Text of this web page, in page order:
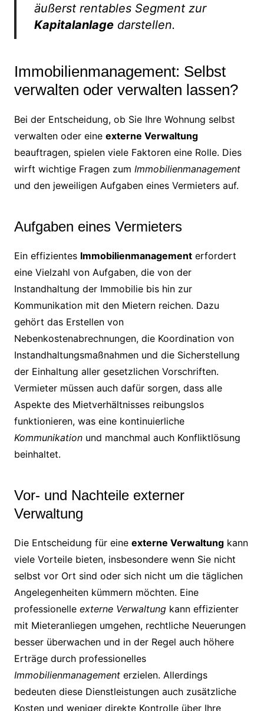
äußerst rentables Segment zur
Kapitalanlagedarstellen.
Immobilienmanagement: Selbst
verwalten oder verwalten lassen?
Bei der Entscheidung, ob Sie Ihre Wohnung selbst
verwalten oder eine externe Verwaltung
beauftragen, spielen viele Faktoren eine Rolle. Dies
wirft wichtige Fragen zum Immobilienmanagement
und den jeweiligen Aufgaben eines Vermieters auf.
Aufgaben eines Vermieters
Ein effizientes Immobilienmanagementerfordert
eine Vielzahl von Aufgaben, die von der
Instandhaltung der Immobilie bis hin zur
Kommunikation mit den Mietern reichen. Dazu
gehört das Erstellen von
Nebenkostenabrechnungen, die Koordination von
Instandhaltungsmaßnahmen und die Sicherstellung
der Einhaltung aller gesetzlichen Vorschriften.
Vermieter müssen auch dafür sorgen, dass alle
Aspekte des Mietverhältnisses reibungslos
funktionieren, was eine kontinuierliche
Kommunikationund manchmal auch Konfliktlösung
beinhaltet.
Vor- und Nachteile externer
Verwaltung
Die Entscheidung für eine externe Verwaltungkann
viele Vorteile bieten, insbesondere wenn Sie nicht
selbst vor Ort sind oder sich nicht um die täglichen
Angelegenheiten kümmern möchten. Eine
professionelle externe Verwaltungkann effizienter
mit Mieteranliegen umgehen, rechtliche Neuerungen
besser überwachen und in der Regel auch höhere
Erträge durch professionelles
Immobilienmanagementerzielen. Allerdings
bedeuten diese Dienstleistungen auch zusätzliche
Kosten und weniger direkte Kontrolle über Ihre